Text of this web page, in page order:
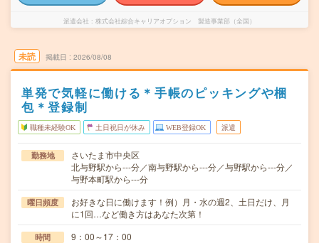
派遣会社 株式会社綜合キャリアオプション 製造事業部（全国）
未読 掲載日 2026/08/08
単発で気軽に働ける＊手帳のピッキングや梱
包＊登録制
職種未経験OK 土日祝日が休み WEB登録OK 派遣
勤務地
さいたま市中央区
北与野駅から---分／南与野駅から---分／与野駅から---分／
与野本町駅から---分
曜日頻度
お好きな日に働けます！例）月・水の週2、土日だけ、月
に1回…など働き方はあなた次第！
時間 9：00～17：00